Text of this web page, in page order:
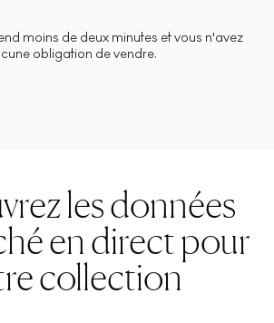
moins de deux minutes et vous n'avez
obligation de vendre.
les données
en direct pour
collection